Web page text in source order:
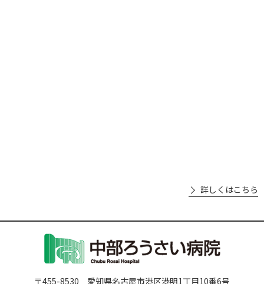
詳しくはこちら
〒455-8530 愛知県名古屋市港区港明1丁目10番6号